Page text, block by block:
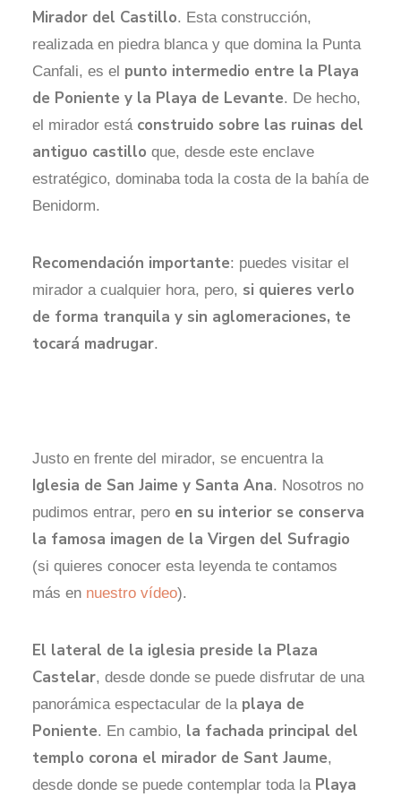
Mirador del Castillo. Esta construcción,
realizada en piedra blanca y que domina la Punta
Canfali, es el punto intermedio entre la Playa
de Poniente y la Playa de Levante. De hecho,
el mirador está construido sobre las ruinas del
antiguo castillo que, desde este enclave
estratégico, dominaba toda la costa de la bahía de
Benidorm.
Recomendación importante: puedes visitar el
mirador a cualquier hora, pero, si quieres verlo
de forma tranquila y sin aglomeraciones, te
tocará madrugar.
Justo en frente del mirador, se encuentra la
Iglesia de San Jaime y Santa Ana. Nosotros no
pudimos entrar, pero en su interior se conserva
la famosa imagen de la Virgen del Sufragio
(si quieres conocer esta leyenda te contamos
más en nuestro vídeo).
El lateral de la iglesia preside la Plaza
Castelar, desde donde se puede disfrutar de una
panorámica espectacular de la playa de
Poniente. En cambio, la fachada principal del
templo corona el mirador de Sant Jaume,
desde donde se puede contemplar toda la Playa